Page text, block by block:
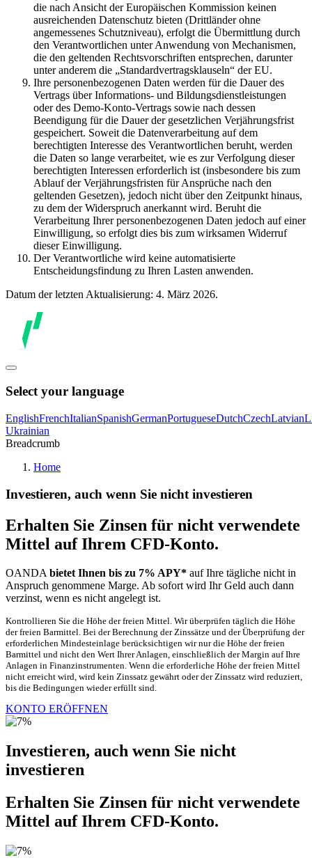
die nach Ansicht der Europäischen Kommission keinen
ausreichenden Datenschutz bieten (Drittländer ohne
angemessenes Schutzniveau), erfolgt die Übermittlung durch
den Verantwortlichen unter Anwendung von Mechanismen,
die den geltenden Rechtsvorschriften entsprechen, darunter
unter anderem die „Standardvertragsklauseln“ der EU.
Ihre personenbezogenen Daten werden für die Dauer des
Vertrags über Informations- und Bildungsdienstleistungen
oder des Demo-Konto-Vertrags sowie nach dessen
Beendigung für die Dauer der gesetzlichen Verjährungsfrist
gespeichert. Soweit die Datenverarbeitung auf dem
berechtigten Interesse des Verantwortlichen beruht, werden
die Daten so lange verarbeitet, wie es zur Verfolgung dieser
berechtigten Interessen erforderlich ist (insbesondere bis zum
Ablauf der Verjährungsfristen für Ansprüche nach den
geltenden Gesetzen), jedoch nicht über den Zeitpunkt hinaus,
zu dem der Widerspruch anerkannt wird. Beruht die
Verarbeitung Ihrer personenbezogenen Daten jedoch auf einer
Einwilligung, so erfolgt dies bis zum wirksamen Widerruf
dieser Einwilligung.
Der Verantwortliche wird keine automatisierte
Entscheidungsfindung zu Ihren Lasten anwenden.
Datum der letzten Aktualisierung: 4. März 2026.
Select your language
EnglishFrenchItalianSpanishGermanPortugueseDutchCzechLatvian
Ukrainian
Breadcrumb
Home
Investieren, auch wenn Sie nicht investieren
Erhalten Sie Zinsen für nicht verwendete
Mittel auf Ihrem CFD-Konto.
OANDAbietet Ihnen bis zu 7% APY* auf Ihre tägliche nicht in
Anspruch genommene Marge. Ab sofort wird Ihr Geld auch dann
verzinst, wenn es nicht angelegt ist.
Kontrollieren Sie die Höhe der freien Mittel. Wir überprüfen täglich die Höhe
der freien Barmittel. Bei der Berechnung der Zinssätze und der Überprüfung der
erforderlichen Mindesteinlage berücksichtigen wir nur die Höhe der freien
Barmittel und nicht den Wert Ihrer Anlagen, einschließlich der Margin auf Ihre
Anlagen in Finanzinstrumenten. Wenn die erforderliche Höhe der freien Mittel
nicht erreicht wird, wird kein Zinssatz gewährt oder der Zinssatz wird reduziert,
bis die Bedingungen wieder erfüllt sind.
KONTO ERÖFFNEN
Investieren, auch wenn Sie nicht
investieren
Erhalten Sie Zinsen für nicht verwendete
Mittel auf Ihrem CFD-Konto.